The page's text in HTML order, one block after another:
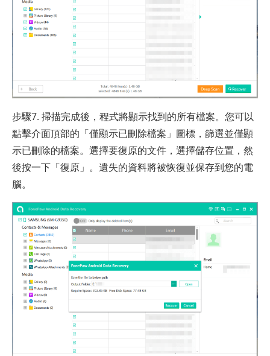
步驟7. 掃描完成後，程式將顯示找到的所有檔案。您可以
點擊介面頂部的「僅顯示已刪除檔案」圖標，篩選並僅顯
示已刪除的檔案。選擇要復原的文件，選擇儲存位置，然
後按一下「復原」。遺失的資料將被恢復並保存到您的電
腦。